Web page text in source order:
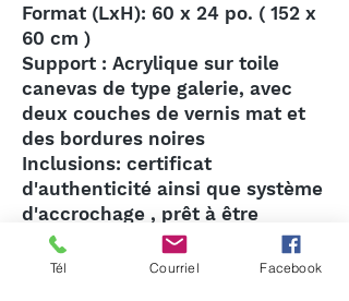
Format (LxH): 60 x 24 po. ( 152 x
60 cm )
Support : Acrylique sur toile
canevas de type galerie, avec
deux couches de vernis mat et
des bordures noires
Inclusions: certificat
d'authenticité ainsi que système
d'accrochage , prêt à être
installée
Date de création: 2022
Tél Courriel Facebook